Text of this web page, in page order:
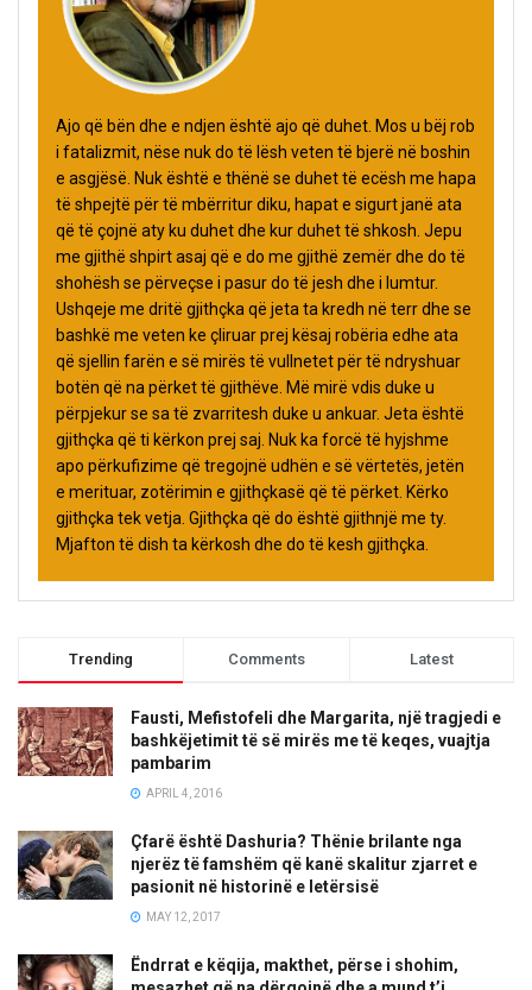
Ajo që bën dhe e ndjen është ajo që duhet. Mos u bëj rob
i fatalizmit, nëse nuk do të lësh veten të bjerë në boshin
e asgjësë. Nuk është e thënë se duhet të ecësh me hapa
të shpejtë për të mbërritur diku, hapat e sigurt janë ata
që të çojnë aty ku duhet dhe kur duhet të shkosh. Jepu
me gjithë shpirt asaj që e do me gjithë zemër dhe do të
shohësh se përveçse i pasur do të jesh dhe i lumtur.
Ushqeje me dritë gjithçka që jeta ta kredh në terr dhe se
bashkë me veten ke çliruar prej kësaj robëria edhe ata
që sjellin farën e së mirës të vullnetet për të ndryshuar
botën që na përket të gjithëve. Më mirë vdis duke u
përpjekur se sa të zvarritesh duke u ankuar. Jeta është
gjithçka që ti kërkon prej saj. Nuk ka forcë të hyjshme
apo përkufizime që tregojnë udhën e së vërtetës, jetën
e merituar, zotërimin e gjithçkasë që të përket. Kërko
gjithçka tek vetja. Gjithçka që do është gjithnjë me ty.
Mjafton të dish ta kërkosh dhe do të kesh gjithçka.
Trending Comments Latest
Fausti, Mefistofeli dhe Margarita, një tragjedi e
bashkëjetimit të së mirës me të keqes, vuajtja
pambarim
APRIL 4, 2016
Çfarë është Dashuria? Thënie brilante nga
njerëz të famshëm që kanë skalitur zjarret e
pasionit në historinë e letërsisë
MAY 12, 2017
Ëndrrat e këqija, makthet, përse i shohim,